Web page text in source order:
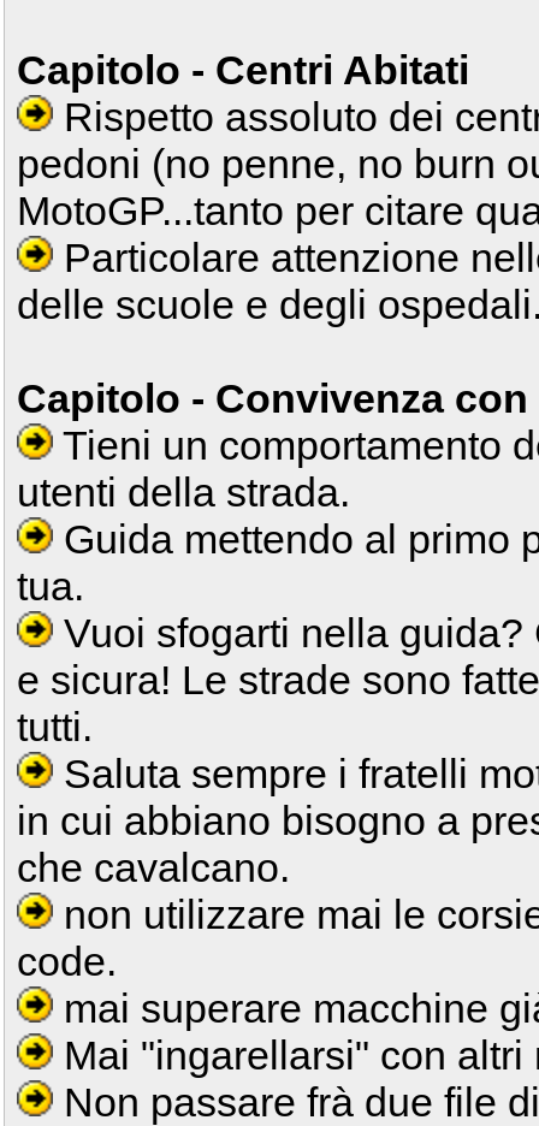
Capitolo - Centri Abitati
Rispetto assoluto dei
pedoni (no penne, no burn
MotoGP...tanto per citare
Particolare attenzione
delle scuole e degli
Capitolo - Convivenza
Tieni un comportamento
utenti della strada.
Guida mettendo al primo
tua.
Vuoi sfogarti nella
e sicura! Le strade sono
tutti.
Saluta sempre i fratelli
in cui abbiano bisogno a
che cavalcano.
non utilizzare mai le
code.
mai superare macchine
Mai "ingarellarsi" con altri
Non passare frà due file